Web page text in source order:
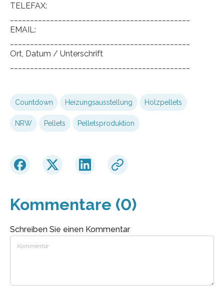
TELEFAX:
EMAIL:
Ort, Datum / Unterschrift
Countdown Heizungsausstellung Holzpellets
NRW Pellets Pelletsproduktion
Kommentare (0)
Schreiben Sie einen Kommentar